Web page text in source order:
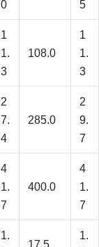
0
5
1
1.
3
108.0
1
1.
3
2
7.
4
285.0
2
9.
7
4
1.
7
400.0
4
1.
7
1.
17.5
1.